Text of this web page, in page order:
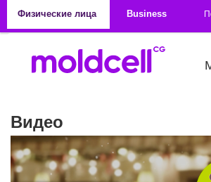
Физические лица
Business
Видео